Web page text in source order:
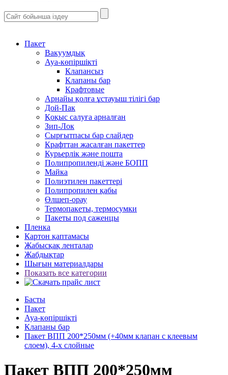
Пакет
Вакуумдық
Ауа-көпіршікті
Клапансыз
Клапаны бар
Крафтовые
Арнайы қолға ұстауыш тілігі бар
Дой-Пак
Қоқыс салуға арналған
Зип-Лок
Сырғытпасы бар слайдер
Крафттан жасалған пакеттер
Курьерлік және пошта
Полипропиленді және БОПП
Майка
Полиэтилен пакеттері
Полипропилен қабы
Өлшеп-орау
Термопакеты, термосумки
Пакеты под саженцы
Пленка
Картон қаптамасы
Жабысқақ ленталар
Жабдықтар
Шығын материалдары
Показать все категории
Басты
Пакет
Ауа-көпіршікті
Клапаны бар
Пакет ВПП 200*250мм (+40мм клапан с клеевым
слоем), 4-х слойные
Пакет ВПП 200*250мм